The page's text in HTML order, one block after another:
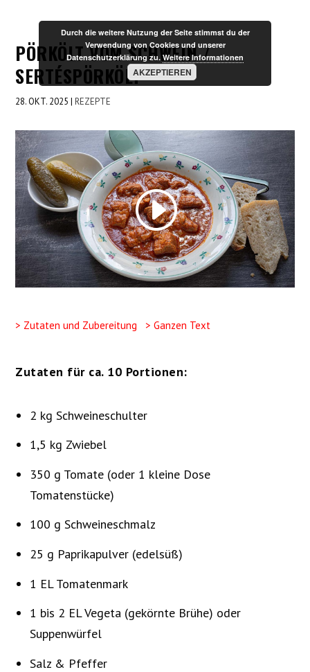
PÖRKÖLT VOM SCHWEIN /
SERTÉSPÖRKÖLT
28. OKT. 2025 |REZEPTE
> Zutaten und Zubereitung > Ganzen Text
Zutaten für ca. 10 Portionen:
2 kg Schweineschulter
1,5 kg Zwiebel
350 g Tomate (oder 1 kleine Dose
Tomatenstücke)
100 g Schweineschmalz
25 g Paprikapulver (edelsüß)
1 EL Tomatenmark
1 bis 2 EL Vegeta (gekörnte Brühe) oder
Suppenwürfel
Salz & Pfeffer
Durch die weitere Nutzung der Seite stimmst du der
Verwendung von Cookies und unserer
Datenschutzerklärung zu.Weitere Informationen
AKZEPTIEREN